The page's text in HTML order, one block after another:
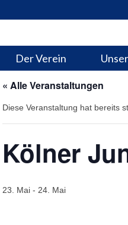
Der Verein
« Alle Veranstaltungen
Diese Veranstaltung hat bereits
Kölner
23. Mai - 24. Mai